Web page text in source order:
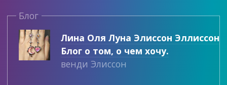
Блог
Лина Оля Луна Элиссон Эллиссон
Блог о том, о чем хочу.
венди Элиссон